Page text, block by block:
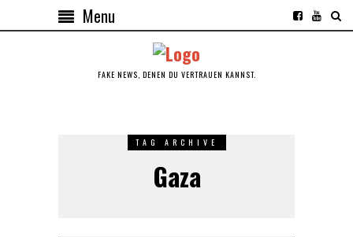
Menu
FAKE NEWS, DENEN DU VERTRAUEN KANNST.
TAG ARCHIVE
Gaza